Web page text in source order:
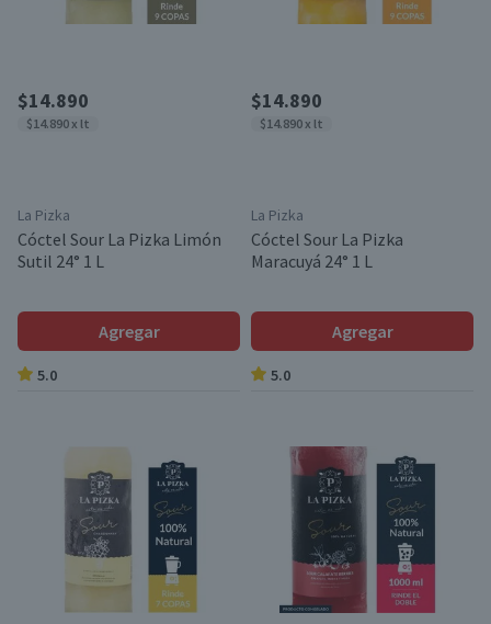
$14.890
$14.890 x lt
La Pizka
Cóctel Sour La Pizka Limón
Sutil 24° 1 L
Agregar
5.0
$14.890
$14.890 x lt
La Pizka
Cóctel Sour La Pizka
Maracuyá 24° 1 L
Agregar
5.0